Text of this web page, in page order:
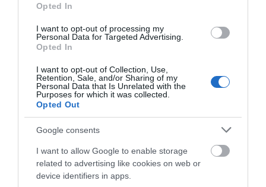
Opted In
I want to opt-out of processing my
Personal Data for Targeted Advertising.
Opted In
I want to opt-out of Collection, Use,
Retention, Sale, and/or Sharing of my
Personal Data that Is Unrelated with the
Purposes for which it was collected.
Opted Out
Google consents
I want to allow Google to enable storage
related to advertising like cookies on web or
device identifiers in apps.
επιχειρηματίας πού έχασε την
ζωή του
Οδηγός λεωφορείου υπέστη
καρδιακό επεισόδιο ενώ οδηγούσε
07.08.2026 | 17:00
Αυγουστιάτικη απόβαση στην
Εύβοια – «Κόκκινο» πριν από την
Υψηλή Γέφυρα Χαλκίδας
07.08.2026 | 16:45
Όλες οι τελευταίες ειδήσεις
ΠΕΡΙΣΣΟΤΕΡΑ ΑΠΟ ΔΙΑΚΟΠΕΣ